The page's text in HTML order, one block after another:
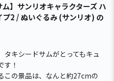
】サンリオキャラクターズ ハ
2 / ぬいぐるみ (サンリオ) の
タキシードサムがとってもキュ
す！
この景品は、なんと約27cmの